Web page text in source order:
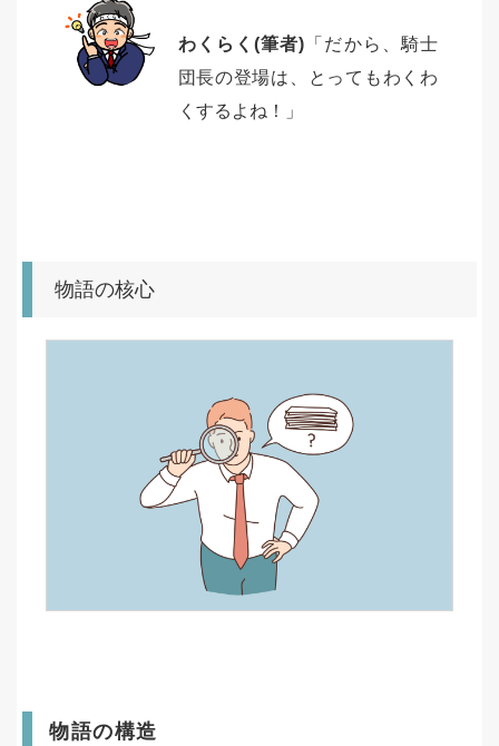
わくらく(筆者) 「だから、騎士
団長の登場は、とってもわくわ
くするよね！」
物語の核心
物語の構造